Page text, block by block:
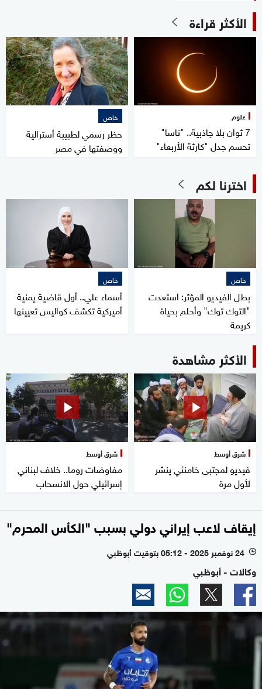
الأكثر قراءة
علوم
7 ثوان بلا جاذبية.. "ناسا"
تحسم جدل "كارثة الأربعاء"
خاص
حظر رسمي لطبيبة أسترالية
ووصفتها في مصر
اخترنا لكم
خاص
بطل الفيديو المؤثر: استعدت
"التوك توك" وأحلم بحياة
كريمة
خاص
أسماء علي.. أول قاضية يمنية
أميركية تكشف كواليس تعيينها
الأكثر مشاهدة
شرق أوسط
فيديو لمجتبى خامنئي ينشر
لأول مرة
شرق أوسط
مفاوضات روما.. خلاف لبناني
إسرائيلي حول الانسحاب
إيقاف لاعب إيراني دولي بسبب "الكأس المحرم"
l 24 نوفمبر 2025 - 05:12 بتوقيت أبوظبي
وكالات - أبوظبي